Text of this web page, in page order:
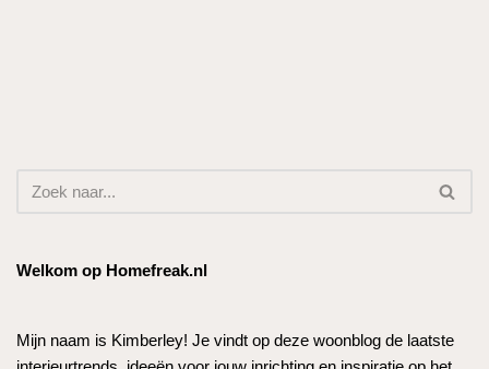
Welkom op Homefreak.nl
Mijn naam is Kimberley! Je vindt op deze woonblog de laatste